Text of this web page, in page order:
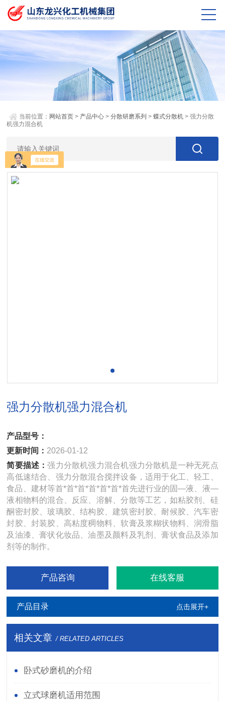
当前位置： 网站首页 > 产品中心 >分散研磨系列 >蝶式分散机 > 强力分散
机强力混合机
强力分散机强力混合机
产品型号：
更新时间： 2026-01-12
简要描述：强力分散机强力混合机强力分散机是一种无死点
高低速结合、强力分散混合搅拌设备，适用于化工、轻工、
食品、建材等首*首*首*首*首*首*首先进行业的固—液、液—
液相物料的混合、反应、溶解、分散等工艺，如粘胶剂、硅
酮密封胶、玻璃胶、结构胶、建筑密封胶、耐候胶、汽车密
封胶、封装胶、高粘度稠物料、软膏及浆糊状物料、润滑脂
及油漆、膏状化妆品、油墨及颜料及乳剂、膏状食品及添加
剂等的制作。
产品咨询 在线客服
产品目录 点击展开+
相关文章 / RELATED ARTICLES
卧式砂磨机的介绍
立式球磨机适用范围